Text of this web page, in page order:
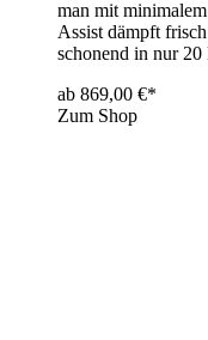
man mit
Assist dämpft
schonend in nur
ab 869,00 €*
Zum Shop